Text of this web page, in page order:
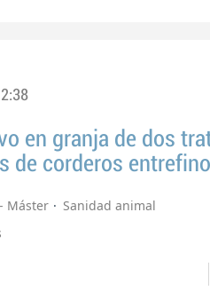
en granja de dos
de corderos
Máster
Sanidad animal